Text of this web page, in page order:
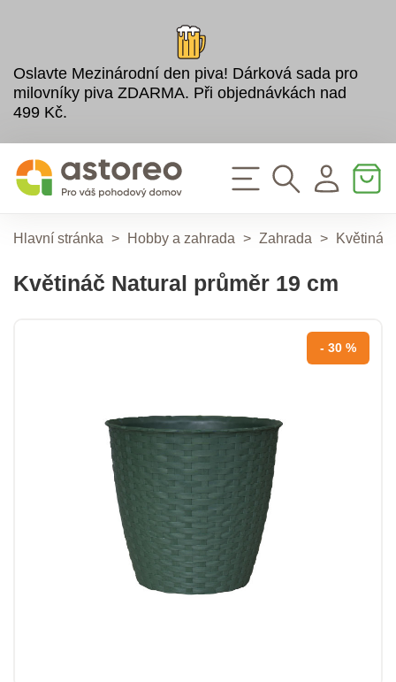
Oslavte Mezinárodní den piva! Dárková sada pro
milovníky piva ZDARMA. Při objednávkách nad
499 Kč.
Hlavní stránka > Hobby a zahrada > Zahrada >
Květináč Natural průměr 19 cm
- 30 %